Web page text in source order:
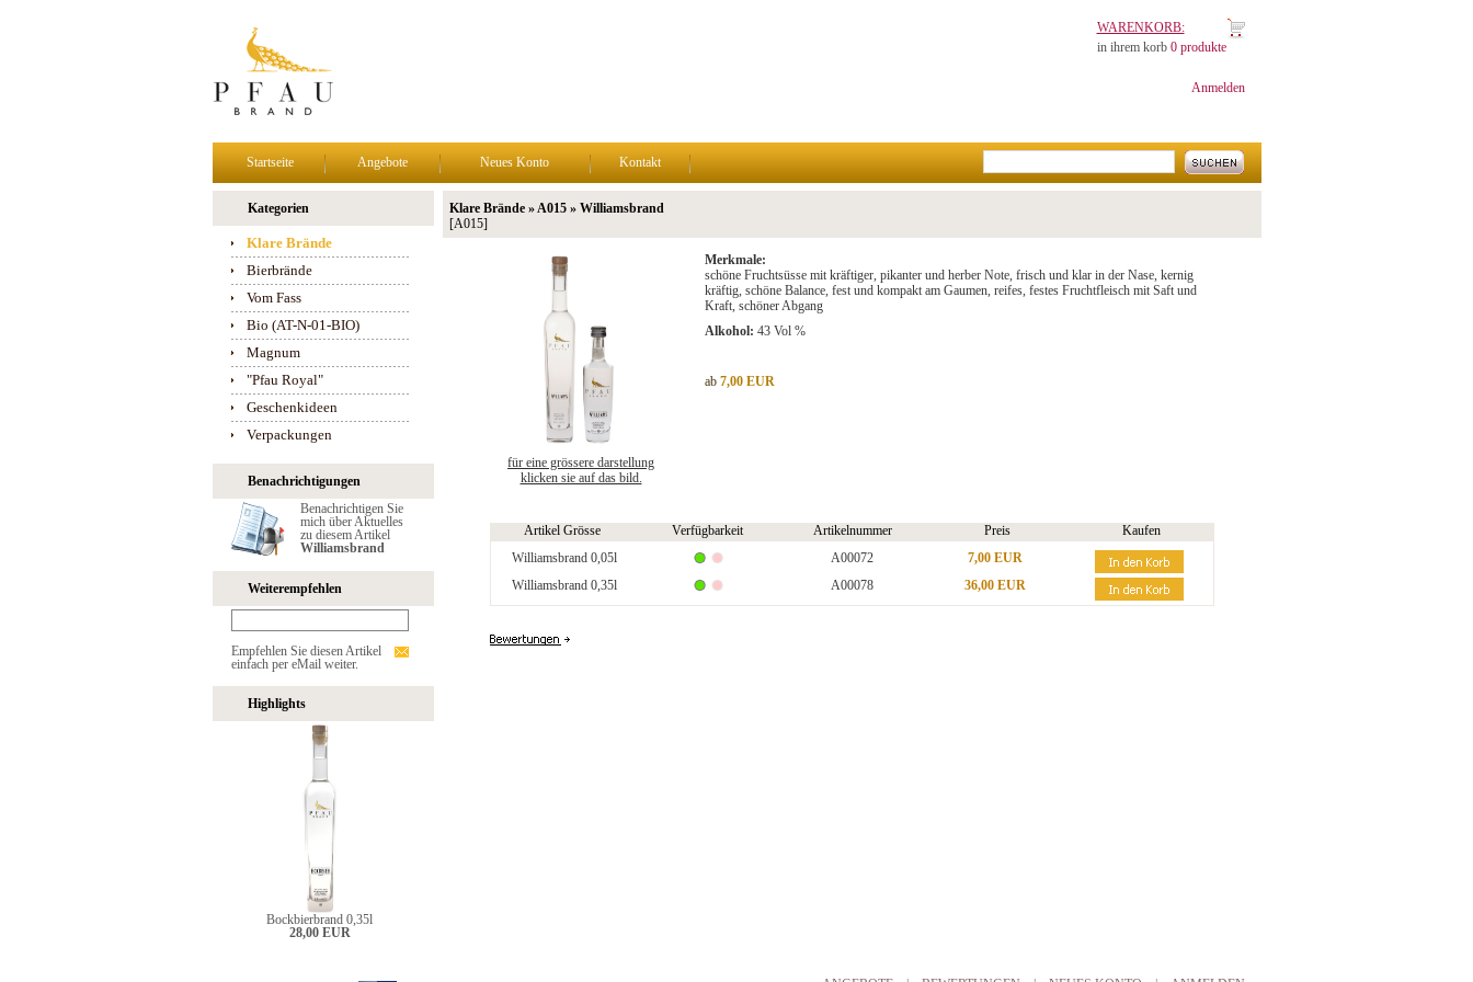
WARENKORB:
in ihrem korb 0 produkte
Anmelden
Startseite Angebote Neues Konto Kontakt
Kategorien
Klare Brände
Bierbrände
Vom Fass
Bio (AT-N-01-BIO)
Magnum
"Pfau Royal"
Geschenkideen
Verpackungen
Benachrichtigungen
Benachrichtigen Sie
mich über Aktuelles
zu diesem Artikel
Williamsbrand
Weiterempfehlen
Empfehlen Sie diesen Artikel
einfach per eMail weiter.
Highlights
Bockbierbrand 0,35l
28,00 EUR
Klare Brände » A015 » Williamsbrand
[A015]
für eine grössere darstellung
klicken sie auf das bild.
Merkmale:
schöne Fruchtsüsse mit kräftiger, pikanter und herber Note, frisch und klar in der Nase, kernig
kräftig, schöne Balance, fest und kompakt am Gaumen, reifes, festes Fruchtfleisch mit Saft und
Kraft, schöner Abgang
Alkohol: 43 Vol %
ab 7,00 EUR
Artikel Grösse Verfügbarkeit Artikelnummer Preis
Kaufen
Williamsbrand 0,05l
A00072
7,00 EUR
Williamsbrand 0,35l
A00078 36,00 EUR